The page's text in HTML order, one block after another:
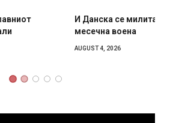
– воведува нова 11-